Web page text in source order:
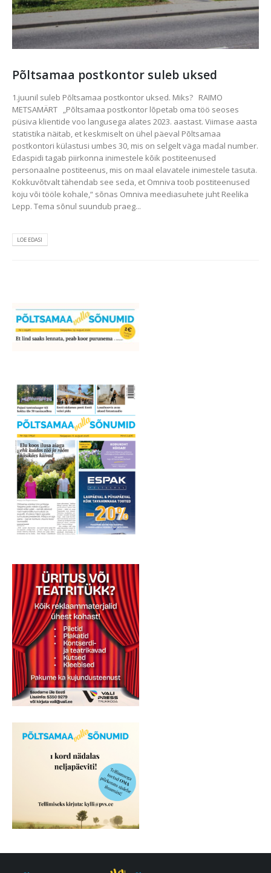
Põltsamaa postkontor suleb uksed
1.juunil suleb Põltsamaa postkontor uksed. Miks? RAIMO
METSAMÄRT „Põltsamaa postkontor lõpetab oma töö seoses
püsiva klientide voo langusega alates 2023. aastast. Viimase aasta
statistika näitab, et keskmiselt on ühel päeval Põltsamaa
postkontori külastusi umbes 30, mis on selgelt väga madal number.
Edaspidi tagab piirkonna inimestele kõik postiteenused
personaalne postiteenus, mis on maal elavatele inimestele tasuta.
Kokkuvõtvalt tähendab see seda, et Omniva toob postiteenused
koju või tööle kohale,“ sõnas Omniva meediasuhete juht Reelika
Lepp. Tema sõnul suundub praeg...
LOE EDASI